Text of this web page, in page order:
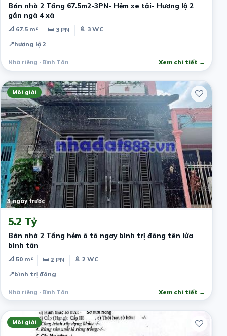
Bán nhà 2 Tầng 67.5m2-3PN- Hẻm xe tải- Hương lộ 2
gần ngã 4 xã
📐 67.5 m² 🛏 3 PN
🚿 3 WC
📍hương lộ 2
Nhà riêng · Bình Tân Xem chi tiết →
Môi giới
3 ngày trước
5.2 Tỷ
Bán nhà 2 Tầng hẻm ô tô ngay bình trị đông tên lửa
bình tân
📐 50 m² 🛏 2 PN
🚿 2 WC
📍bình trị đông
Nhà riêng · Bình Tân Xem chi tiết →
Môi giới